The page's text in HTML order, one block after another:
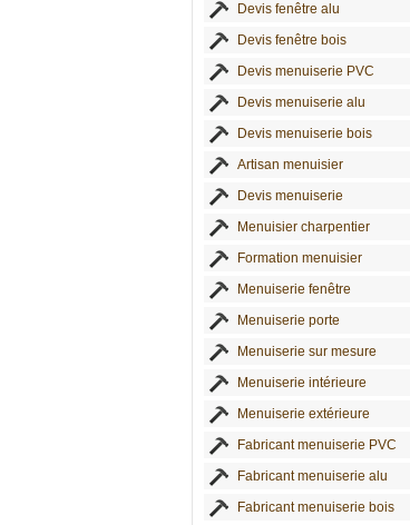
Devis fenêtre alu
Devis fenêtre bois
Devis menuiserie PVC
Devis menuiserie alu
Devis menuiserie bois
Artisan menuisier
Devis menuiserie
Menuisier charpentier
Formation menuisier
Menuiserie fenêtre
Menuiserie porte
Menuiserie sur mesure
Menuiserie intérieure
Menuiserie extérieure
Fabricant menuiserie PVC
Fabricant menuiserie alu
Fabricant menuiserie bois